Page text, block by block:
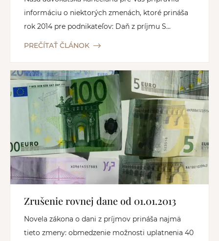
informáciu o niektorých zmenách, ktoré prináša
rok 2014 pre podnikateľov: Daň z príjmu S...
PREČÍTAŤ ČLÁNOK
Zrušenie rovnej dane od 01.01.2013
Novela zákona o dani z príjmov prináša najmä
tieto zmeny: obmedzenie možnosti uplatnenia 40